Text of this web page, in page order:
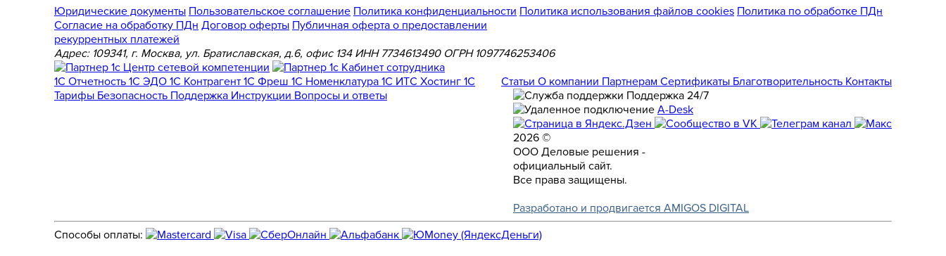
Юридические документы Пользовательское соглашение Политика конфиденциальности Политика использования файлов cookies Политика по обработке ПДн
Cогласие на обработку ПДн Договор оферты Публичная оферта о предоставлении
рекуррентных платежей
Адрес: 109341, г. Москва, ул. Братиславская, д.6, офис 134 ИНН 7734613490 ОГРН 1097746253406
1С Отчетность 1С ЭДО 1С Контрагент 1С Фреш 1С Номенклатура 1С ИТС Хостинг 1С Статьи О компании Партнерам Сертификаты Благотворительность Контакты
Тарифы Безопасность Поддержка Инструкции Вопросы и ответы
Поддержка 24/7
A-Desk
2026 ©
ООО Деловые решения -
официальный сайт.
Все права защищены.
Разработано и продвигается AMIGOS DIGITAL
Способы оплаты: